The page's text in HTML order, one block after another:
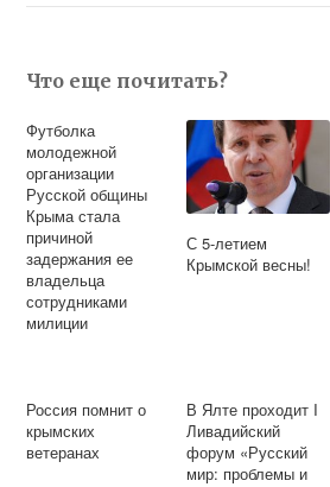
Что еще почитать?
Футболка
молодежной
организации
Русской общины
Крыма стала
причиной
задержания ее
владельца
сотрудниками
милиции
С 5-летием
Крымской весны!
Россия помнит о
крымских
ветеранах
В Ялте проходит I
Ливадийский
форум «Русский
мир: проблемы и